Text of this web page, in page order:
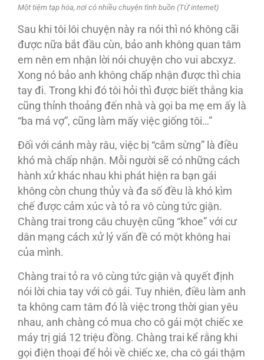
Một tiệm tạp hóa, nơi có nhiều chuyện tình buồn (TỪ internet)
Sau khi tôi lôi chuyện này ra nói thì nó không cãi
được nữa bắt đầu cùn, bảo anh không quan tâm
em nên em nhận lời nói chuyện cho vui abcxyz.
Xong nó bảo anh không chấp nhận được thì chia
tay đi. Trong khi đó tôi hỏi thì được biết thằng kia
cũng thỉnh thoảng đến nhà và gọi ba mẹ em ấy là
“ba má vợ”, cũng làm mấy việc giống tôi…”
Ðối với cánh mày râu, việc bị “cắm sừng” là điều
khó mà chấp nhận. Mỗi người sẽ có những cách
hành xử khác nhau khi phát hiện ra bạn gái
không còn chung thủy và đa số đều là khó kìm
chế được cảm xúc và tỏ ra vô cùng tức giận.
Chàng trai trong câu chuyện cũng “khoe” với cư
dân mạng cách xử lý vấn đề có một không hai
của mình.
Chàng trai tỏ ra vô cùng tức giận và quyết định
nói lời chia tay với cô gái. Tuy nhiên, điều làm anh
ta không cam tâm đó là việc trong thời gian yêu
nhau, anh chàng có mua cho cô gái một chiếc xe
máy trị giá 12 triệu đồng. Chàng trai kể rằng khi
gọi điện thoại để hỏi về chiếc xe, cha cô gái thậm